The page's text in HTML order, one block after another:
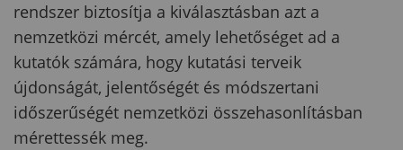
rendszer biztosítja a kiválasztásban azt a
nemzetközi mércét, amely lehetőséget ad a
kutatók számára, hogy kutatási terveik
újdonságát, jelentőségét és módszertani
időszerűségét nemzetközi összehasonlításban
mérettessék meg.